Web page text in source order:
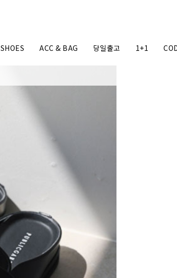
SHOES ACC & BAG 당일출고 1+1